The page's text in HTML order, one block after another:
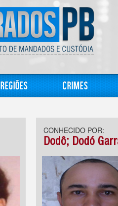
Regiões Crimes
CONHECIDO POR:
Dodô; Dodó